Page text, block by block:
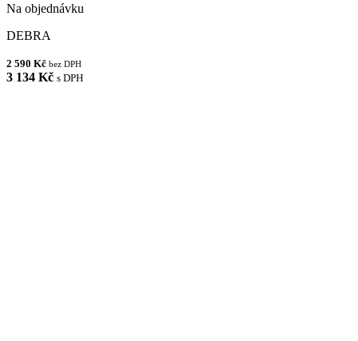
Na objednávku
DEBRA
2 590 Kč bez DPH
3 134 Kč s DPH